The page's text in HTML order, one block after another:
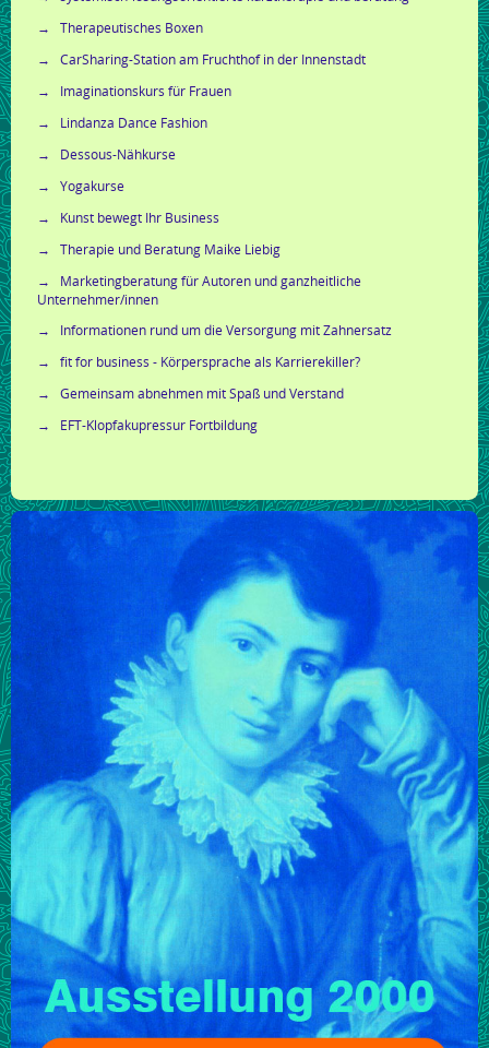
Therapeutisches Boxen
CarSharing-Station am Fruchthof in der Innenstadt
Imaginationskurs für Frauen
Lindanza Dance Fashion
Dessous-Nähkurse
Yogakurse
Kunst bewegt Ihr Business
Therapie und Beratung Maike Liebig
Marketingberatung für Autoren und ganzheitliche
Unternehmer/innen
Informationen rund um die Versorgung mit Zahnersatz
fit for business - Körpersprache als Karrierekiller?
Gemeinsam abnehmen mit Spaß und Verstand
EFT-Klopfakupressur Fortbildung